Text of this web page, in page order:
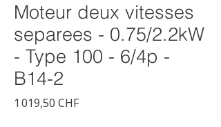
Moteur deux vitesses
separees - 0.75/2.2kW
- Type 100 - 6/4p -
B14-2
1 019,50 CHFPrix